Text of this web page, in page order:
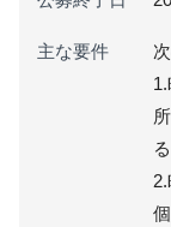
主な要件